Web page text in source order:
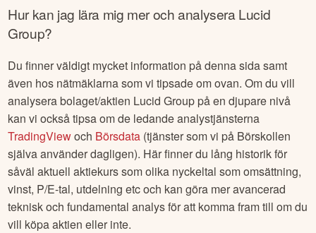
Hur kan jag lära mig mer och analyseraLucid
Group?
Du finner väldigt mycket information på denna sida samt
även hos nätmäklarna som vi tipsade om ovan. Om du vill
analysera bolaget/aktien Lucid Group på en djupare nivå
kan vi också tipsa om de ledande analystjänsterna
TradingViewoch Börsdata (tjänster som vi på Börskollen
själva använder dagligen). Här finner du lång historik för
såväl aktuell aktiekurs som olika nyckeltal som omsättning,
vinst, P/E-tal, utdelning etc och kan göra mer avancerad
teknisk och fundamental analys för att komma fram till om du
vill köpa aktien eller inte.